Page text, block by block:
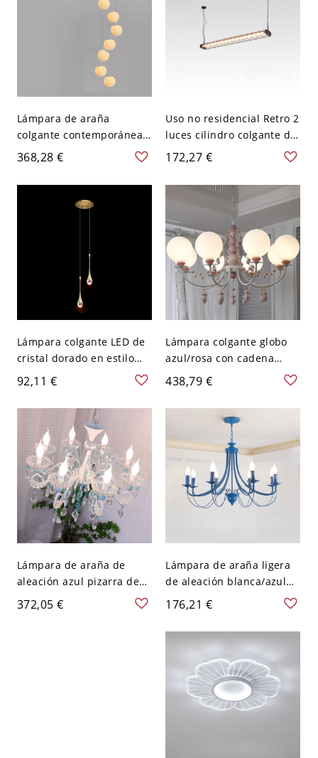
Lámpara de araña
colgante contemporánea
de escalera de 8 luces con
globo de cristal en
dorado, 16" de ancho con
cables colgantes de 98.5
368,28 €
Uso no residencial Retro 2
luces cilindro colgante de
cocina con cadena, negro,
110V-120V, luz cálida, 8"
172,27 €
Lámpara colgante LED de
cristal dorado en estilo
artístico moderno. Luz de
teardrop de aluminio para
dormitorio - 110 A 120 V 2
92,11 €
Lámpara colgante globo
azul/rosa con cadena
ajustable - Rosa 110 A 120
438,79 €
Lámpara de araña de
aleación azul pizarra de
4/6/8 luces, altura
ajustable - 110 A 120 V 8
372,05 €
Lámpara de araña ligera
de aleación blanca/azul
con cadena ajustable -
110 A 120 V Azul 8
176,21 €